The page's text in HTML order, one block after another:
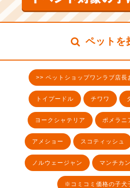
ペットを
>> ペットショップワンラブ店長
トイプードル チワワ
ヨークシャテリア ポメラニ
アメショー スコティッシュ
ノルウェージャン マンチカン
※コミコミ価格の子犬